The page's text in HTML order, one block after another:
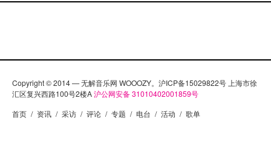
Copyright © 2014 — 无解音乐网 WOOOZY。沪ICP备15029822号 上海市徐
汇区复兴西路100号2楼A沪公网安备 31010402001859号
首页 / 资讯 / 采访 / 评论 / 专题 / 电台 / 活动 / 歌单